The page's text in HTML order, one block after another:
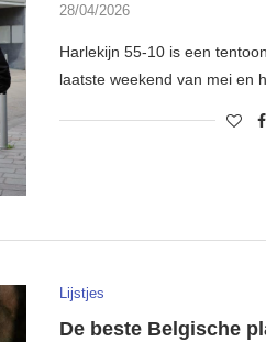
28/04/2026
Harlekijn 55-10 is een
laatste weekend van mei en
Lijstjes
De beste Belgische